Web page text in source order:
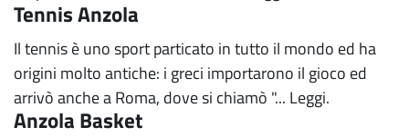
Tennis Anzola
Il tennis è uno sport particato in tutto il mondo ed ha
origini molto antiche: i greci importarono il gioco ed
arrivò anche a Roma, dove si chiamò "... Leggi.
Anzola Basket